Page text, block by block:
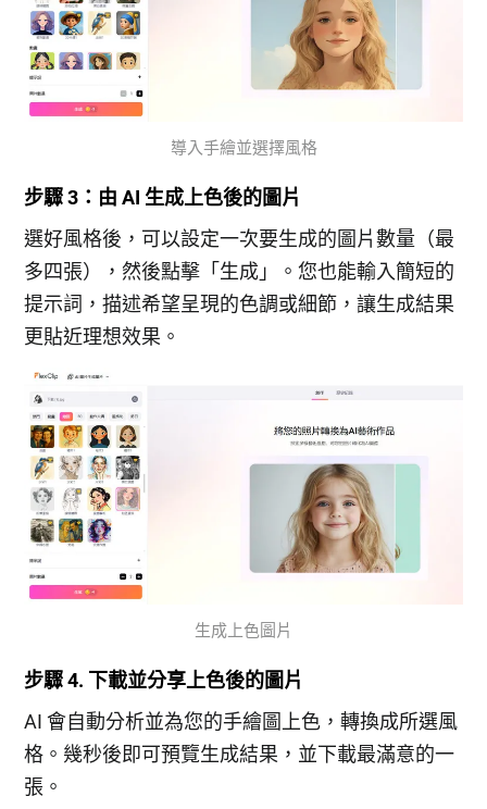
導入手繪並選擇風格
步驟 3：由 AI 生成上色後的圖片
選好風格後，可以設定一次要生成的圖片數量（最
多四張），然後點擊「生成」。您也能輸入簡短的
提示詞，描述希望呈現的色調或細節，讓生成結果
更貼近理想效果。
生成上色圖片
步驟 4. 下載並分享上色後的圖片
AI 會自動分析並為您的手繪圖上色，轉換成所選風
格。幾秒後即可預覽生成結果，並下載最滿意的一
張。